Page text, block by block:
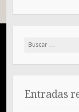
Buscar:
Entradas